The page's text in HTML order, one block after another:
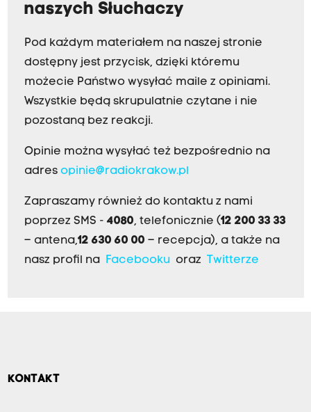
naszych Słuchaczy
Pod każdym materiałem na naszej stronie
dostępny jest przycisk, dzięki któremu
możecie Państwo wysyłać maile z opiniami.
Wszystkie będą skrupulatnie czytane i nie
pozostaną bez reakcji.
Opinie można wysyłać też bezpośrednio na
adres opinie@radiokrakow.pl
Zapraszamy również do kontaktu z nami
poprzez SMS - 4080, telefonicznie (12 200 33 33
– antena,12 630 60 00 – recepcja), a także na
nasz profil na
Facebookuoraz Twitterze
KONTAKT